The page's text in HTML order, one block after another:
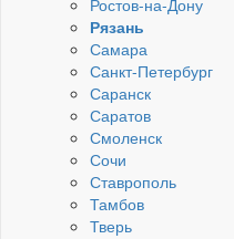
Ростов-на-Дону
Рязань
Самара
Санкт-Петербург
Саранск
Саратов
Смоленск
Сочи
Ставрополь
Тамбов
Тверь